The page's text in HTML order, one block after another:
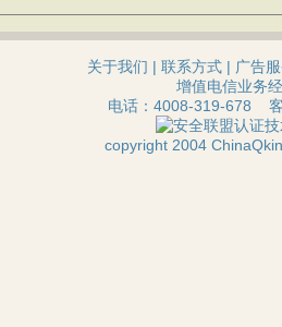
关于我们 | 联系方式 | 广告
增值电信业务
电话：4008-319-678
copyright 2004